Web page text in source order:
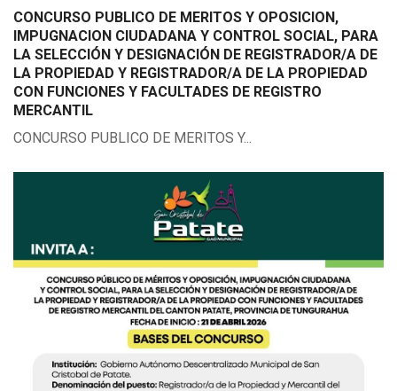
CONCURSO PUBLICO DE MERITOS Y OPOSICION,
IMPUGNACION CIUDADANA Y CONTROL SOCIAL, PARA
LA SELECCIÓN Y DESIGNACIÓN DE REGISTRADOR/A DE
LA PROPIEDAD Y REGISTRADOR/A DE LA PROPIEDAD
CON FUNCIONES Y FACULTADES DE REGISTRO
MERCANTIL
CONCURSO PUBLICO DE MERITOS Y...